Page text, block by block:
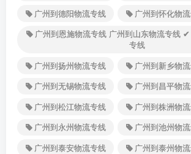
广州到德阳物流专线
广州到怀化物
广州到恩施物流专线 广州到山东物流专线
专线
广州到扬州物流专线
广州到新乡物
广州到无锡物流专线
广州到昌平物
广州到松江物流专线
广州到株洲物
广州到永州物流专线
广州到池州物
广州到泰安物流专线
广州到泰州物